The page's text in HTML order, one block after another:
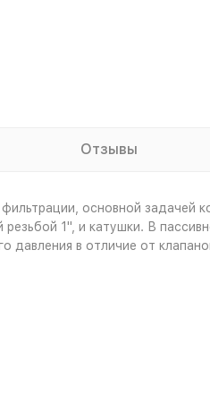
Отзывы
основной задачей
1", и катушки. В
давления в отличие от